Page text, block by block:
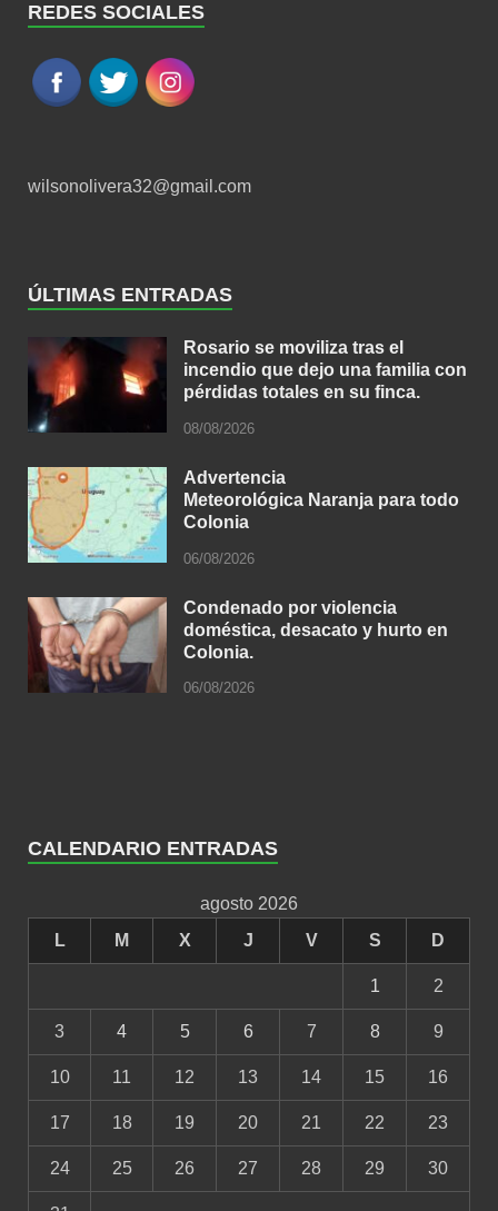
REDES SOCIALES
wilsonolivera32@gmail.com
ÚLTIMAS ENTRADAS
Rosario se moviliza tras el
incendio que dejo una familia con
pérdidas totales en su finca.
08/08/2026
Advertencia
Meteorológica Naranja para todo
Colonia
06/08/2026
Condenado por violencia
doméstica, desacato y hurto en
Colonia.
06/08/2026
CALENDARIO ENTRADAS
agosto 2026
L
M X J V S D
1 2
3 4 5 6 7 8 9
10 11 12 13 14 15 16
17 18 19 20 21 22 23
24 25 26 27 28 29 30